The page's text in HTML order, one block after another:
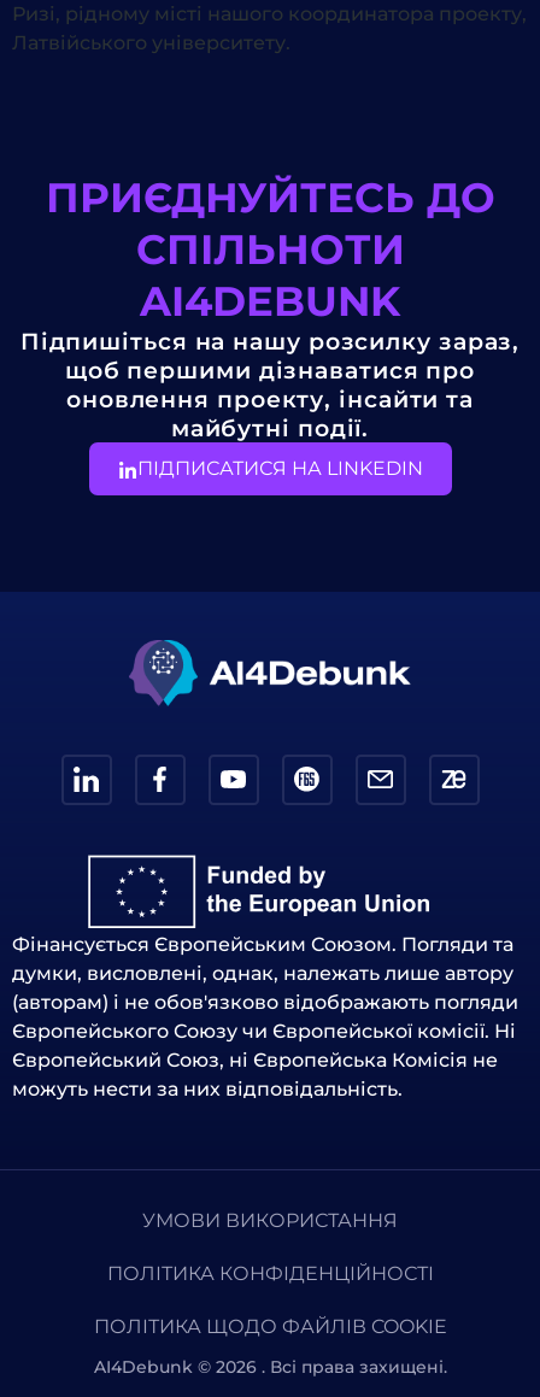
Ризі, рідному місті нашого координатора проекту,
Латвійського університету.
ПРИЄДНУЙТЕСЬ ДО
СПІЛЬНОТИ
AI4DEBUNK
Підпишіться на нашу розсилку зараз,
щоб першими дізнаватися про
оновлення проекту, інсайти та
майбутні події.
ПІДПИСАТИСЯ НА LINKEDIN
Фінансується Європейським Союзом. Погляди та
думки, висловлені, однак, належать лише автору
(авторам) і не обов'язково відображають погляди
Європейського Союзу чи Європейської комісії. Ні
Європейський Союз, ні Європейська Комісія не
можуть нести за них відповідальність.
УМОВИ ВИКОРИСТАННЯ
ПОЛІТИКА КОНФІДЕНЦІЙНОСТІ
ПОЛІТИКА ЩОДО ФАЙЛІВ COOKIE
AI4Debunk © 2026 . Всі права захищені.